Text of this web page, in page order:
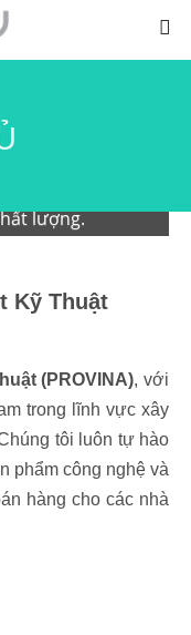
lượng.
Kỹ Thuật
(PROVINA), với
trong lĩnh vực xây
tôi luôn tự hào
phẩm công nghệ và
hàng cho các nhà